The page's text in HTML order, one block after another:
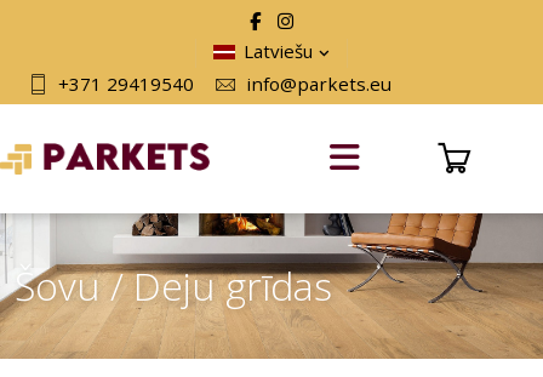
Latviešu
+371 29419540
info@parkets.eu
Šovu / Deju grīdas